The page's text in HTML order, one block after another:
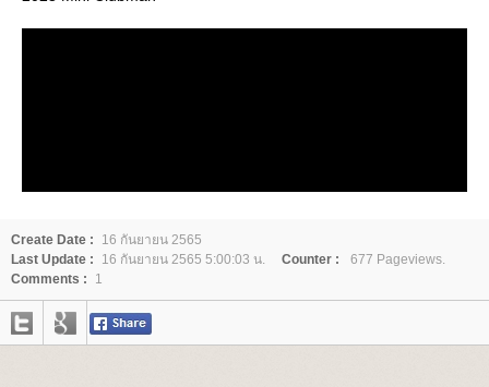
Create Date :
16 กันยายน 2565
Last Update :
16 กันยายน 2565 5:00:03 น. Counter :
677 Pageviews.
Comments :
1